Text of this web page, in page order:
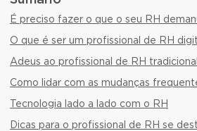
É preciso fazer o que o seu RH
O que é ser um profissional de RH
Adeus ao profissional de RH tradicional
Como lidar com as mudanças
Tecnologia lado a lado com o RH
Dicas para o profissional de RH se